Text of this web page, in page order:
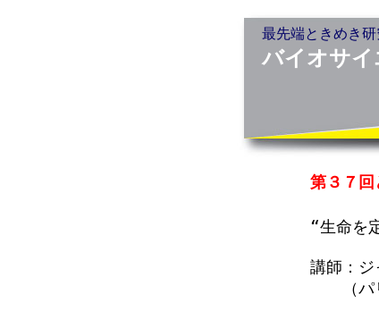
最先端ときめき
バイオサイ
第３７回
“生命を
講師：ジ
（パリ